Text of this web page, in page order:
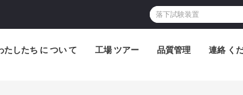
たしたち に つい て 工場 ツアー 品質管理 連絡 く